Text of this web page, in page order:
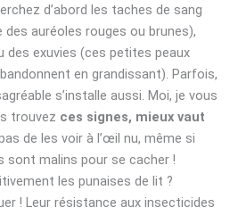
d’abord les taches de sang
auréoles rouges ou brunes),
exuvies (ces petites peaux
en grandissant). Parfois,
s’installe aussi. Moi, je vous
trouvez ces signes, mieux vaut
de les voir à l’œil nu, même si
sont malins pour se cacher !
les punaises de lit ?
! Leur résistance aux insecticides